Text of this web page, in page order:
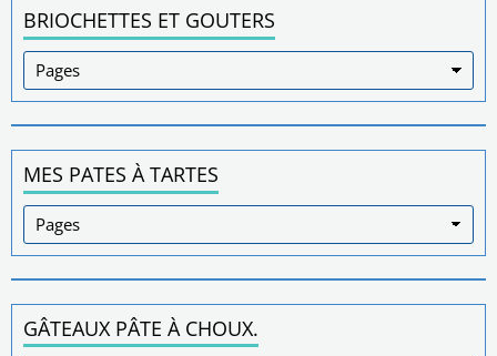
BRIOCHETTES ET GOUTERS
MES PATES À TARTES
GÂTEAUX PÂTE À CHOUX.